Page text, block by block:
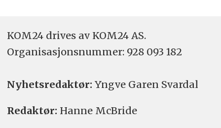
KOM24 drives av KOM24 AS.
Organisasjons­nummer: 928 093 182
Nyhetsredaktør: Yngve Garen Svardal
Redaktør: Hanne McBride